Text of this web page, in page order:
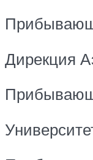
Дирекция